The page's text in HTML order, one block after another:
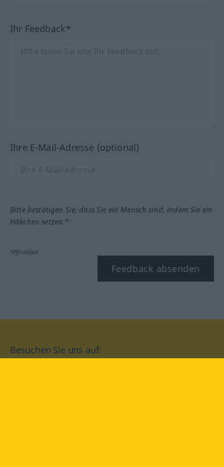
Ihr Feedback*
Ihre E-Mail-Adresse (optional)
Bitte bestätigen Sie, dass Sie ein Mensch sind, indem Sie ein
Häkchen setzen.*
*Pflichtfeld
Feedback absenden
Besuchen Sie uns auf: